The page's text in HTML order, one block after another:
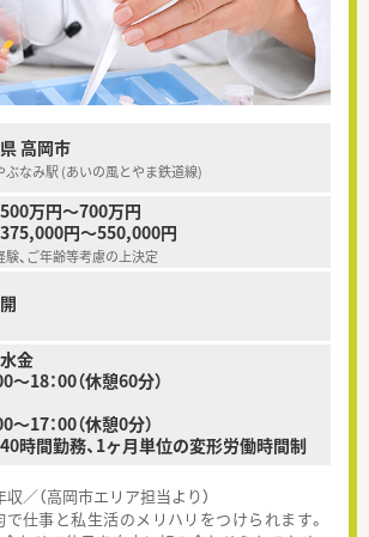
高岡市
ぶなみ駅 (あいの風とやま鉄道線)
万円～700万円
円～550,000円
、ご年齢等考慮の上決定
金
～18：00（休憩60分）
～17：00（休憩0分）
時間勤務、1ヶ月単位の変形労働時間制
／（高岡市エリア担当より）
仕事と私生活のメリハリをつけられます。